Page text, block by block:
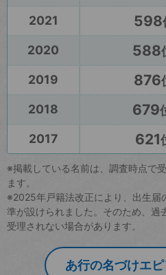
2021
598
2020
588
2019
876
2018
679
2017
621
※掲載している名前は、調査時点で
ます。
※2025年戸籍法改正により、出生届
準が設けられました。そのため、過
受理されない場合があります。
あ行の名づけエ